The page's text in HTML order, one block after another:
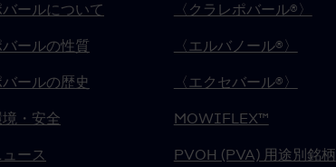
ールについて
ールの性質
ールの歴史
・安全
ース
〈クラレポバール®〉
〈エルバノール®〉
〈エクセバール®〉
MOWIFLEX™
PVOH (PVA) 用途別銘柄